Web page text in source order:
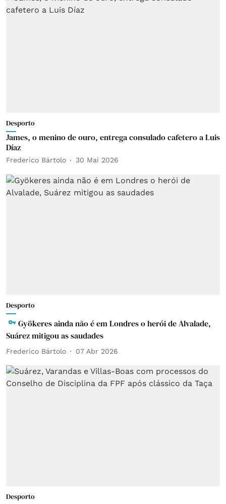
Desporto
James, o menino de ouro, entrega consulado cafetero a Luis
Díaz
Frederico Bártolo 30 Mai 2026
Desporto
Gyökeres ainda não é em Londres o herói de Alvalade,
Suárez mitigou as saudades
Frederico Bártolo 07 Abr 2026
Desporto